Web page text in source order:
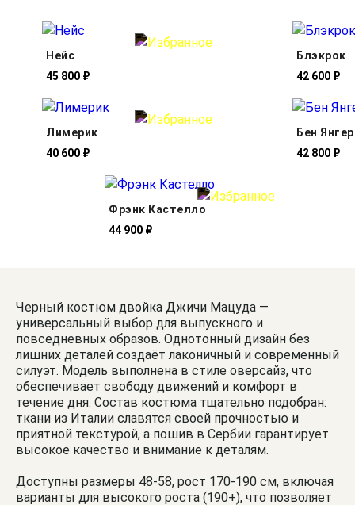
Нейс
45 800 ₽
Блэкрок
42 600 ₽
Лимерик
40 600 ₽
Бен Янгер
42 800 ₽
Фрэнк Кастелло
44 900 ₽
Черный костюм двойка Джичи Мацуда —
универсальный выбор для выпускного и
повседневных образов. Однотонный дизайн без
лишних деталей создаёт лаконичный и современный
силуэт. Модель выполнена в стиле оверсайз, что
обеспечивает свободу движений и комфорт в
течение дня. Состав костюма тщательно подобран:
ткани из Италии славятся своей прочностью и
приятной текстурой, а пошив в Сербии гарантирует
высокое качество и внимание к деталям.
Доступны размеры 48-58, рост 170-190 см, включая
варианты для высокого роста (190+), что позволяет